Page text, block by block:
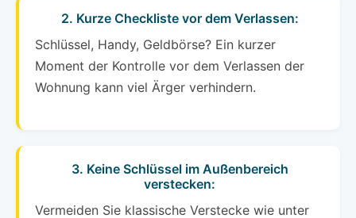
2. Kurze Checkliste vor dem Verlassen:
Schlüssel, Handy, Geldbörse? Ein kurzer
Moment der Kontrolle vor dem Verlassen der
Wohnung kann viel Ärger verhindern.
3. Keine Schlüssel im Außenbereich
verstecken:
Vermeiden Sie klassische Verstecke wie unter